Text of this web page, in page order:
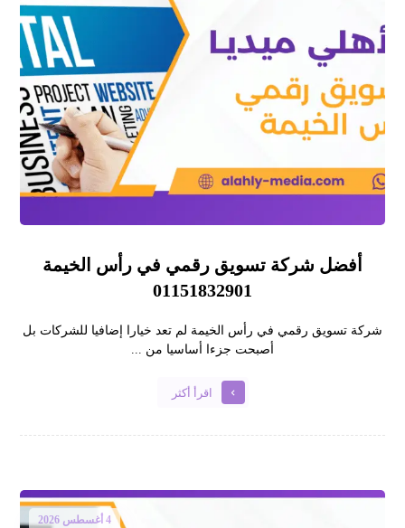
أفضل شركة تسويق رقمي في رأس الخيمة
01151832901
شركة تسويق رقمي في رأس الخيمة لم تعد خيارا إضافيا للشركات بل
أصبحت جزءا أساسيا من ...
اقرأ أكثر
4 أغسطس 2026